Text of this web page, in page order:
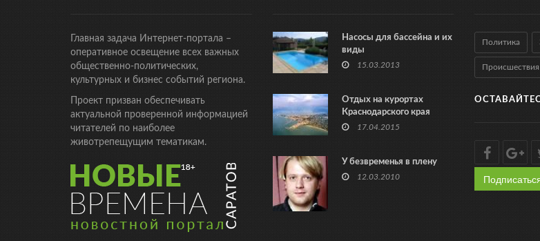
Главная задача Интернет-портала –
оперативное освещение всех важных
общественно-политических,
культурных и бизнес событий региона.
Проект призван обеспечивать
актуальной проверенной информацией
читателей по наиболее
животрепещущим тематикам.
Насосы для бассейна и их
виды
15.03.2013
Отдых на курортах
Краснодарского края
17.04.2015
У безвременья в плену
12.03.2010
Политика
Происшествия